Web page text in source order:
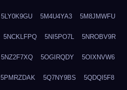
5LY0K9GU 5M4U4YA3 5M8JMWFU
5NCKLFPQ 5NI5PO7L 5NROBV9R
5NZ2F7XQ 5OGIRQDY 5OIXNVW6
5PMRZDAK 5Q7NY9BS 5QDQI5F8